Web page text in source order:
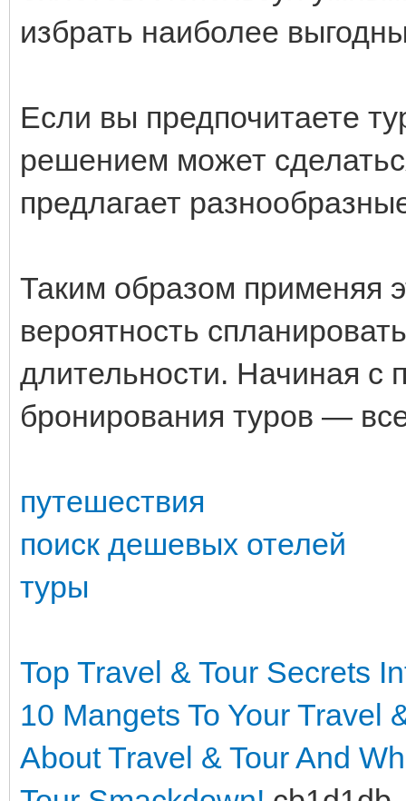
избрать наиболее
Если вы предпочитаете
решением может
предлагает
Таким образом применяя
вероятность
длительности. Начиная с
бронирования туров —
путешествия
поиск дешевых отелей
туры
Top Travel & Tour Secrets
10 Mangets To Your Travel
About Travel & Tour And